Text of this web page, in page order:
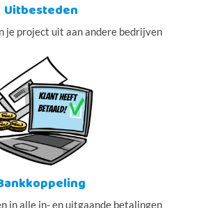
Uitbesteden
je project uit aan andere bedrijven
in alle in- en uitgaande betalingen